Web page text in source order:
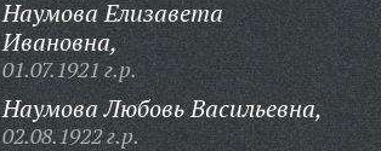
Наумова Елизавета
Ивановна,
01.07.1921 г.р.
Наумова Любовь Васильевна,
02.08.1922 г.р.